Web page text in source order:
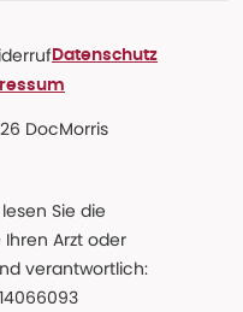
Datenschutz
DocMorris
Sie die
Arzt oder
verantwortlich: